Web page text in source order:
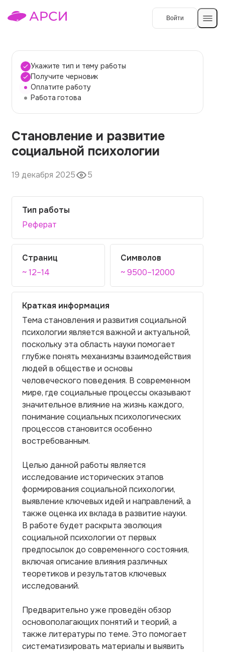
Войти
Темы работ
О сервисе
О компании
Наши гарантии
Порядок оплаты
Вопросы и ответы
Отзывы
Контакты
Укажите тип и тему работы
Получите черновик
Оплатите работу
Работа готова
Становление и развитие
социальной психологии
19 декабря 2025 5
Тип работы
Реферат
Страниц
~ 12–14
Символов
~ 9500–12000
Краткая информация
Тема становления и развития социальной
психологии является важной и актуальной,
поскольку эта область науки помогает
глубже понять механизмы взаимодействия
людей в обществе и основы
человеческого поведения. В современном
мире, где социальные процессы оказывают
значительное влияние на жизнь каждого,
понимание социальных психологических
процессов становится особенно
востребованным.
Целью данной работы является
исследование исторических этапов
формирования социальной психологии,
выявление ключевых идей и направлений, а
также оценка их вклада в развитие науки.
В работе будет раскрыта эволюция
социальной психологии от первых
предпосылок до современного состояния,
включая описание влияния различных
теоретиков и результатов ключевых
исследований.
Предварительно уже проведён обзор
основополагающих понятий и теорий, а
также литературы по теме. Это помогает
систематизировать материалы и выявить